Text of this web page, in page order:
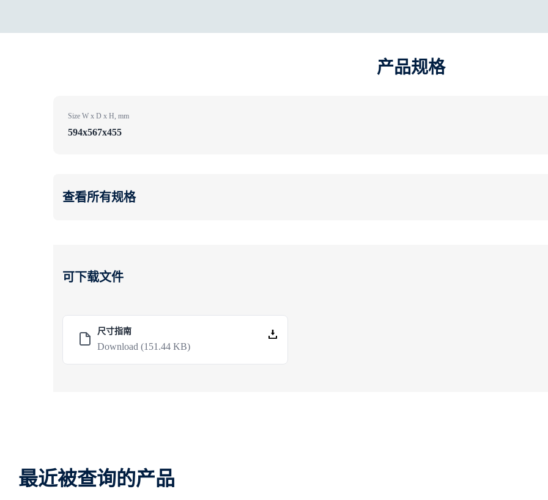
产品规格​
Size W x D x H, mm
594x567x455
查看所有规格
可下载文件
尺寸指南
Download (151.44 KB)
最近被查询的产品